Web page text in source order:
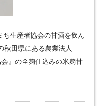
ち生産者協会の甘酒を飲ん
秋田県にある農業法人
会』の全麹仕込みの米麹甘